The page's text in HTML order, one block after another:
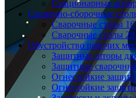
Стационарные
Сварочно-сборочные
Сварочные столы
Сварочные столы
Обустройство рабочих
Защитные шторы
Защитные
Огнестойкие
Огнестойкие